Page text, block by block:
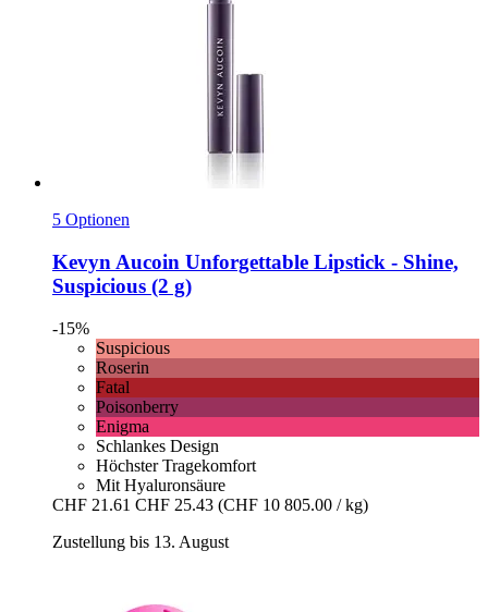
5 Optionen
Kevyn Aucoin Unforgettable Lipstick -​ Shine,
Suspicious (2 g)
-15%
Suspicious
Roserin
Fatal
Poisonberry
Enigma
Schlankes Design
Höchster Tragekomfort
Mit Hyaluronsäure
CHF 21.61 CHF 25.43 (CHF 10 805.00 / kg)
Zustellung bis 13. August